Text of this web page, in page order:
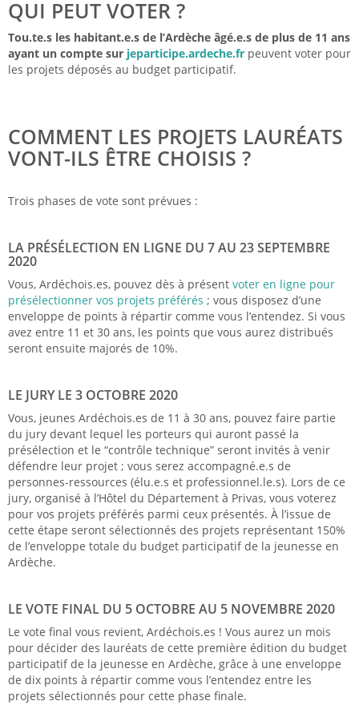
QUI PEUT VOTER ?
Tou.te.s les habitant.e.s de l’Ardèche âgé.e.s de plus de 11 ans
ayant un compte sur jeparticipe.ardeche.fr peuvent voter pour
les projets déposés au budget participatif.
COMMENT LES PROJETS LAURÉATS
VONT-ILS ÊTRE CHOISIS ?
Trois phases de vote sont prévues :
LA PRÉSÉLECTION EN LIGNE DU 7 AU 23 SEPTEMBRE
2020
Vous, Ardéchois.es, pouvez dès à présent voter en ligne pour
présélectionner vos projets préférés ; vous disposez d’une
enveloppe de points à répartir comme vous l’entendez. Si vous
avez entre 11 et 30 ans, les points que vous aurez distribués
seront ensuite majorés de 10%.
LE JURY LE 3 OCTOBRE 2020
Vous, jeunes Ardéchois.es de 11 à 30 ans, pouvez faire partie
du jury devant lequel les porteurs qui auront passé la
présélection et le “contrôle technique” seront invités à venir
défendre leur projet ; vous serez accompagné.e.s de
personnes-ressources (élu.e.s et professionnel.le.s). Lors de ce
jury, organisé à l’Hôtel du Département à Privas, vous voterez
pour vos projets préférés parmi ceux présentés. À l’issue de
cette étape seront sélectionnés des projets représentant 150%
de l’enveloppe totale du budget participatif de la jeunesse en
Ardèche.
LE VOTE FINAL DU 5 OCTOBRE AU 5 NOVEMBRE 2020
Le vote final vous revient, Ardéchois.es ! Vous aurez un mois
pour décider des lauréats de cette première édition du budget
participatif de la jeunesse en Ardèche, grâce à une enveloppe
de dix points à répartir comme vous l’entendez entre les
projets sélectionnés pour cette phase finale.